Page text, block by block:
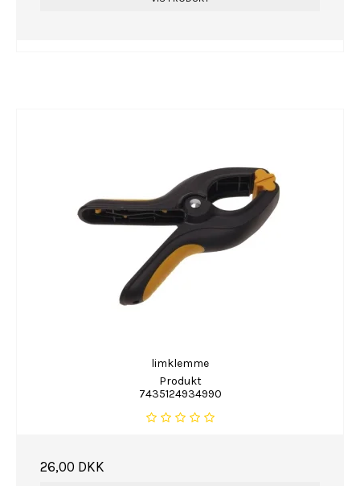
limklemme
Produkt
7435124934990
26,00 DKK